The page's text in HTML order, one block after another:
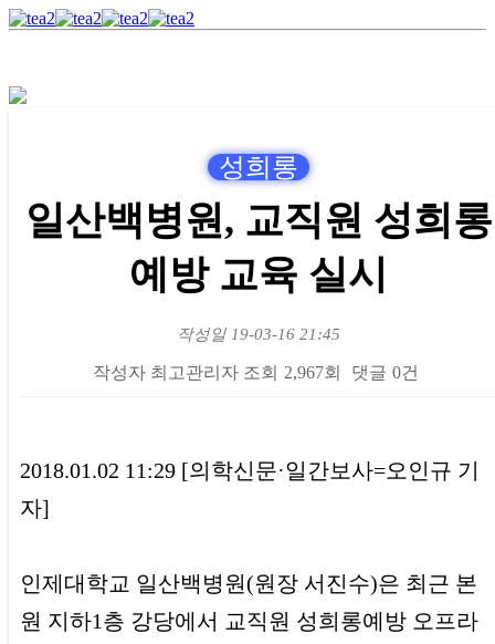
성희롱
일산백병원, 교직원 성희롱
예방 교육 실시
작성일 19-03-16 21:45
작성자 최고관리자 조회 2,967회 댓글 0건
2018.01.02 11:29 [의학신문·일간보사=오인규 기
자]
인제대학교 일산백병원(원장 서진수)은 최근 본
원 지하1층 강당에서 교직원 성희롱예방 오프라